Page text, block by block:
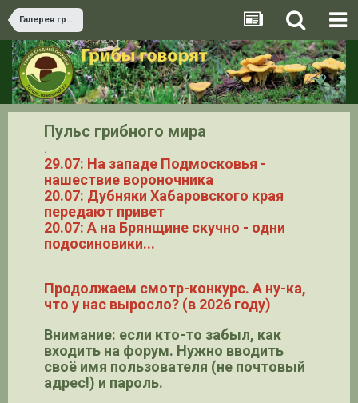
Галерея грибов
Пульс грибного мира
.
29.07: На западе Подмосковья -
нашествие вороночника
20.07: Дубняки Хабаровского края
передают привет
20.07: А на Брянщине скучно - одни
подосиновики...
Продолжаем смотр-конкурс. А ну-ка,
что у нас выросло? (в 2026 году)
Внимание: если кто-то забыл, как
входить на форум. Нужно вводить
своё имя пользователя (не почтовый
адрес!) и пароль.